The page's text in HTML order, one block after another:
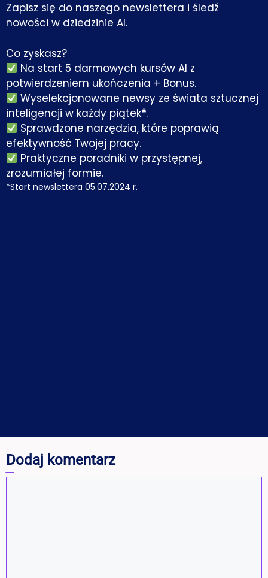
Zapisz się do naszego newslettera i śledź
nowości w dziedzinie AI.
Co zyskasz?
Na start 5 darmowych kursów AI z
potwierdzeniem ukończenia + Bonus.
Wyselekcjonowane newsy ze świata sztucznej
inteligencji w każdy piątek*.
Sprawdzone narzędzia, które poprawią
efektywność Twojej pracy.
Praktyczne poradniki w przystępnej,
zrozumiałej formie.
*Start newslettera 05.07.2024 r.
Dodaj komentarz